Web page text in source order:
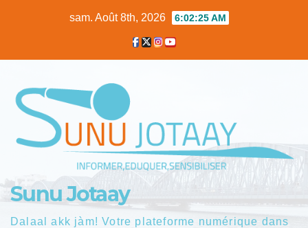
sam. Août 8th, 2026 6:02:25 AM
Sunu Jotaay
Dalaal akk jàm! Votre plateforme numérique dans